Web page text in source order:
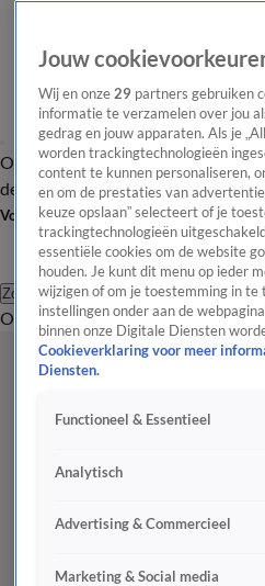
OverzichtAfleveringen Entertainment
de redactieNieuwsbrief
Volg Shownieuws
Zoeken
OverzichtEntertainment
Jouw
Wij en onze 29 partners gebruiken
informatie te verzamelen over jou
gedrag en jouw apparaten. Als je
worden trackingtechnologieën
content te kunnen personaliseren,
en om de prestaties van
keuze opslaan” selecteert of je
trackingtechnologieën
essentiële cookies om de website
houden. Je kunt dit menu op ieder
wijzigen of om je toestemming in te
instellingen onder aan de
binnen onze Digitale Diensten
Cookieverklaring voor meer
Diensten.
Functioneel & Essentieel
Analytisch
Advertising & Commercieel
Marketing & Social media